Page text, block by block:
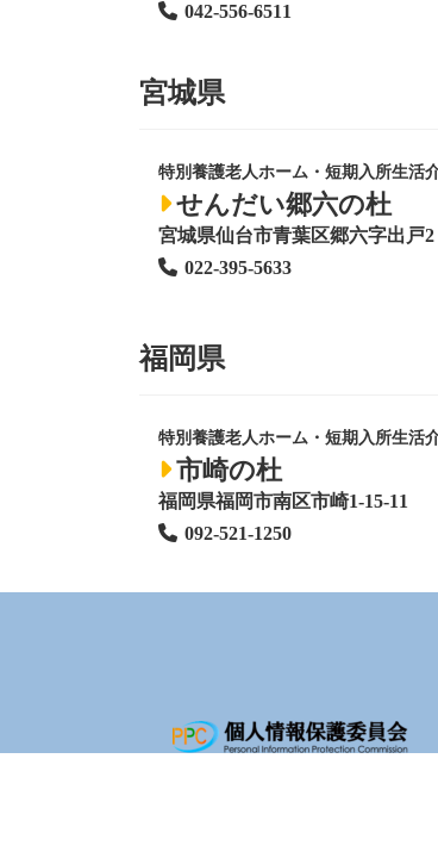
042-556-6511
宮城県
特別養護老人ホーム ・短期入所生活
せんだい郷六の杜
宮城県仙台市青葉区郷六字出戸2
022-395-5633
福岡県
特別養護老人ホーム ・短期入所生活
市崎の杜
福岡県福岡市南区市崎1-15-11
092-521-1250